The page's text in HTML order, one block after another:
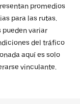
promedios
para las rutas.
pueden variar
del tráfico
aquí es solo
vinculante.